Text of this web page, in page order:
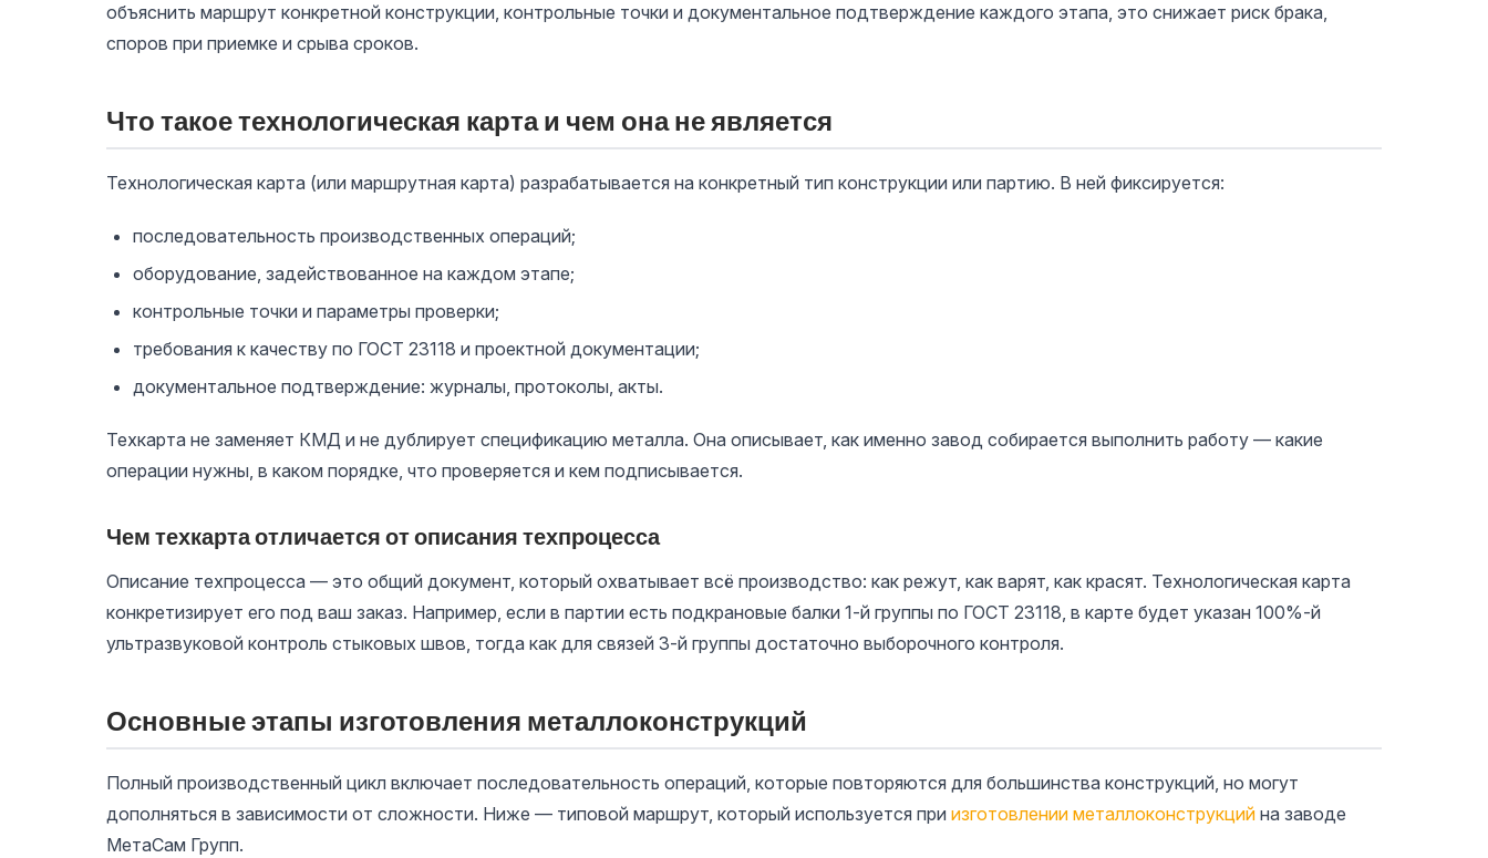
объяснить маршрут конкретной конструкции, контрольные точки и документальное подтверждение каждого этапа, это снижает риск брака,
споров при приемке и срыва сроков.
Что такое технологическая карта и чем она не является
Технологическая карта (или маршрутная карта) разрабатывается на конкретный тип конструкции или партию. В ней фиксируется:
последовательность производственных операций;
оборудование, задействованное на каждом этапе;
контрольные точки и параметры проверки;
требования к качеству по ГОСТ 23118 и проектной документации;
документальное подтверждение: журналы, протоколы, акты.
Техкарта не заменяет КМД и не дублирует спецификацию металла. Она описывает, как именно завод собирается выполнить работу — какие
операции нужны, в каком порядке, что проверяется и кем подписывается.
Чем техкарта отличается от описания техпроцесса
Описание техпроцесса — это общий документ, который охватывает всё производство: как режут, как варят, как красят. Технологическая карта
конкретизирует его под ваш заказ. Например, если в партии есть подкрановые балки 1-й группы по ГОСТ 23118, в карте будет указан 100%-й
ультразвуковой контроль стыковых швов, тогда как для связей 3-й группы достаточно выборочного контроля.
Основные этапы изготовления металлоконструкций
Полный производственный цикл включает последовательность операций, которые повторяются для большинства конструкций, но могут
дополняться в зависимости от сложности. Ниже — типовой маршрут, который используется при изготовлении металлоконструкций на заводе
МетаСам Групп.